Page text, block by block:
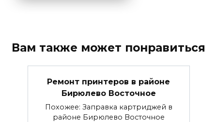
Вам также может понравиться
Ремонт принтеров в районе
Бирюлево Восточное
Похожее: Заправка картриджей в
районе Бирюлево Восточное